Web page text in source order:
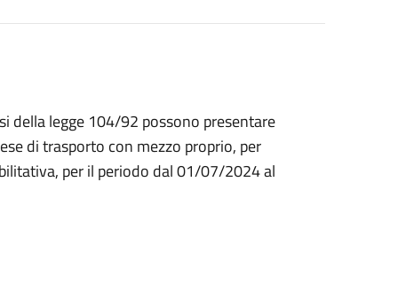
della legge 104/92 possono presentare
di trasporto con mezzo proprio, per
per il periodo dal 01/07/2024 al